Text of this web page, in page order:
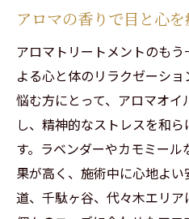
アロマの香りで目と心
アロマトリートメントのも
よる心と体のリラクゼーシ
悩む方にとって、アロマオ
し、精神的なストレスを和
す。ラベンダーやカモミー
果が高く、施術中に心地よ
道、千駄ヶ谷、代々木エリア